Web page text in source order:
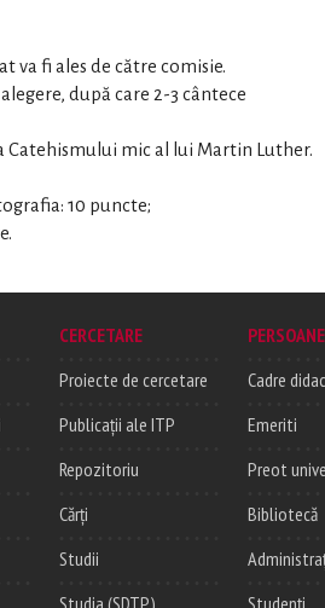
va fi ales de către comisie.
după care 2-3 cântece
Catehismului mic al lui Martin Luther.
10 puncte;
CERCETARE
Proiecte de cercetare
Publicații ale ITP
Repozitoriu
Cărți
Studii
PERSOANE
Cadre
Emeriti
Preot
Bibliotecă